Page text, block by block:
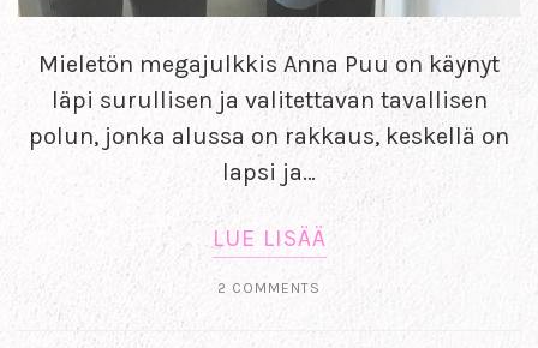
Mieletön megajulkkis Anna Puu on käynyt
läpi surullisen ja valitettavan tavallisen
polun, jonka alussa on rakkaus, keskellä on
lapsi ja…
LUE LISÄÄ
2 COMMENTS